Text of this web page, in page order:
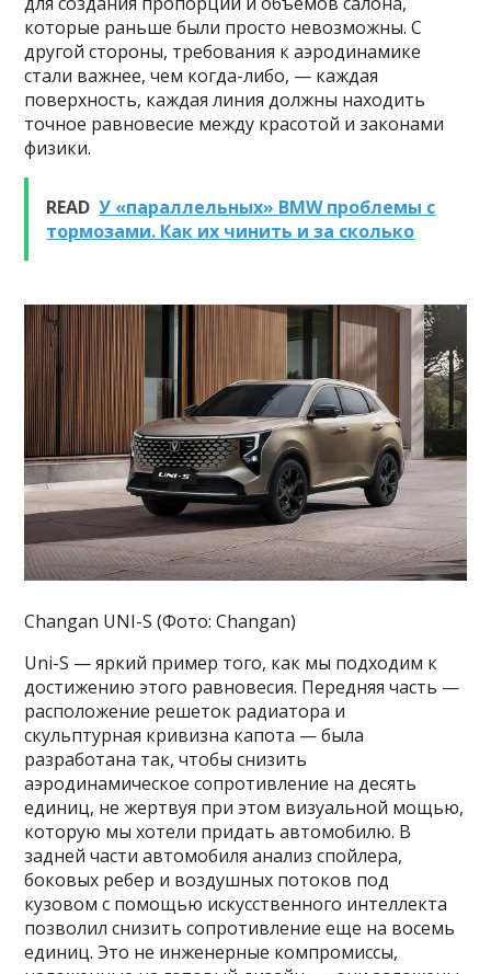
которые раньше были просто невозможны. С
другой стороны, требования к аэродинамике
стали важнее, чем когда-либо, — каждая
поверхность, каждая линия должны находить
точное равновесие между красотой и законами
физики.
READ У «параллельных» BMW проблемы с
тормозами. Как их чинить и за сколько
Changan UNI-S (Фото: Changan)
Uni-S — яркий пример того, как мы подходим к
достижению этого равновесия. Передняя часть —
расположение решеток радиатора и
скульптурная кривизна капота — была
разработана так, чтобы снизить
аэродинамическое сопротивление на десять
единиц, не жертвуя при этом визуальной мощью,
которую мы хотели придать автомобилю. В
задней части автомобиля анализ спойлера,
боковых ребер и воздушных потоков под
кузовом с помощью искусственного интеллекта
позволил снизить сопротивление еще на восемь
единиц. Это не инженерные компромиссы,